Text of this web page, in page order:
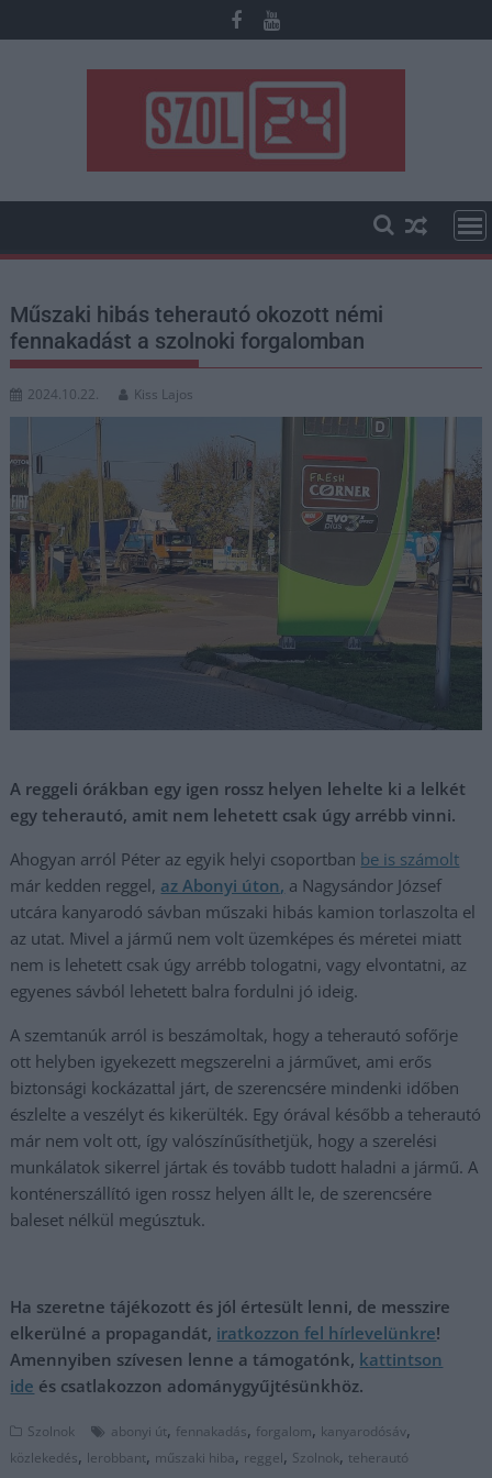
to
Műszaki hibás teherautó okozott némi
fennakadást a szolnoki forgalomban
2024.10.22. Kiss Lajos
A reggeli órákban egy igen rossz helyen lehelte ki a lelkét
egy teherautó, amit nem lehetett csak úgy arrébb vinni.
Ahogyan arról Péter az egyik helyi csoportban be is számolt
már kedden reggel, az Abonyi úton, a Nagysándor József
utcára kanyarodó sávban műszaki hibás kamion torlaszolta el
az utat. Mivel a jármű nem volt üzemképes és méretei miatt
nem is lehetett csak úgy arrébb tologatni, vagy elvontatni, az
egyenes sávból lehetett balra fordulni jó ideig.
A szemtanúk arról is beszámoltak, hogy a teherautó sofőrje
ott helyben igyekezett megszerelni a járművet, ami erős
biztonsági kockázattal járt, de szerencsére mindenki időben
észlelte a veszélyt és kikerülték. Egy órával később a teherautó
már nem volt ott, így valószínűsíthetjük, hogy a szerelési
munkálatok sikerrel jártak és tovább tudott haladni a jármű. A
konténerszállító igen rossz helyen állt le, de szerencsére
baleset nélkül megúsztuk.
Ha szeretne tájékozott és jól értesült lenni, de messzire
elkerülné a propagandát, iratkozzon fel hírlevelünkre!
Amennyiben szívesen lenne a támogatónk, kattintson
ide és csatlakozzon adománygyűjtésünkhöz.
Szolnok abonyi út, fennakadás, forgalom, kanyarodósáv,
közlekedés, lerobbant, műszaki hiba, reggel, Szolnok, teherautó